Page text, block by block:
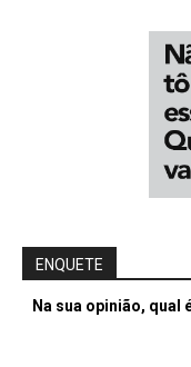
ENQUETE
Na sua opinião, qual